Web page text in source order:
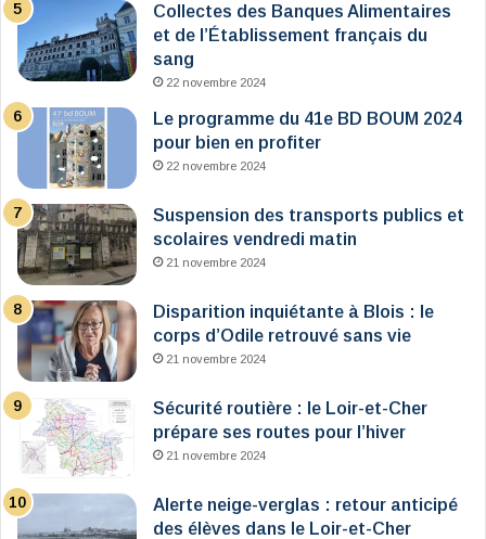
Collectes des Banques Alimentaires
et de l’Établissement français du
sang
22 novembre 2024
Le programme du 41e BD BOUM 2024
pour bien en profiter
22 novembre 2024
Suspension des transports publics et
scolaires vendredi matin
21 novembre 2024
Disparition inquiétante à Blois : le
corps d’Odile retrouvé sans vie
21 novembre 2024
Sécurité routière : le Loir-et-Cher
prépare ses routes pour l’hiver
21 novembre 2024
Alerte neige-verglas : retour anticipé
des élèves dans le Loir-et-Cher